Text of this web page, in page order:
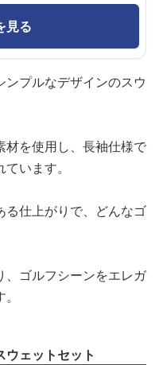
見る
プルなデザインのスウ
材を使用し、長袖仕様で
います。
る仕上がりで、どんなゴ
、ゴルフシーンをエレガ
ウェットセット